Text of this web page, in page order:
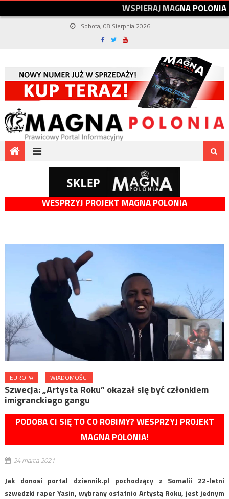
WSPIERAJMAGNAPOLONIA
Sobota, 08 Sierpnia 2026
WESPRZYJ PROJEKT MAGNA POLONIA
EUROPA WIADOMOŚCI
Szwecja: „Artysta Roku” okazał się być członkiem
imigranckiego gangu
PODOBA CI SIĘ TO CO ROBIMY? WESPRZYJ PROJEKT
MAGNA POLONIA!
24 marca 2021
Jak donosi portal dziennik.pl pochodzący z Somalii 22-letni
szwedzki raper Yasin, wybrany ostatnio Artystą Roku, jest jednym